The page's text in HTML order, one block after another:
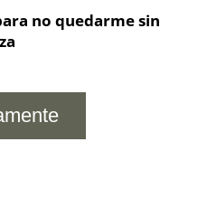
no quedarme sin